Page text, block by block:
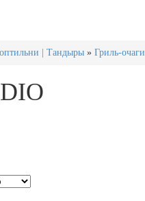
| Тандыры » Гриль-